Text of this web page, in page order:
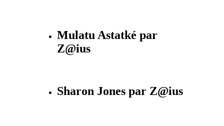
Mulatu Astatké par
Z@ius
Sharon Jones par Z@ius